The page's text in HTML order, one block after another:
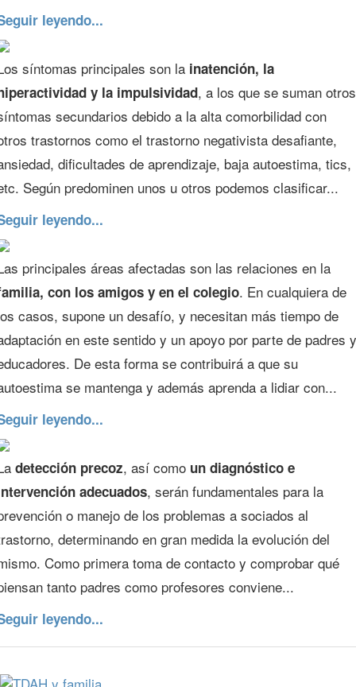
leyendo...
síntomas principales son la inatención, la
y la impulsividad, a los que se suman otros
secundarios debido a la alta comorbilidad con
trastornos como el trastorno negativista desafiante,
dificultades de aprendizaje, baja autoestima, tics,
Según predominen unos u otros podemos clasificar...
leyendo...
principales áreas afectadas son las relaciones en la
con los amigos y en el colegio. En cualquiera de
casos, supone un desafío, y necesitan más tiempo de
en este sentido y un apoyo por parte de padres y
De esta forma se contribuirá a que su
se mantenga y además aprenda a lidiar con...
leyendo...
detección precoz, así como un diagnóstico e
adecuados, serán fundamentales para la
o manejo de los problemas a sociados al
determinando en gran medida la evolución del
Como primera toma de contacto y comprobar qué
tanto padres como profesores conviene...
leyendo...